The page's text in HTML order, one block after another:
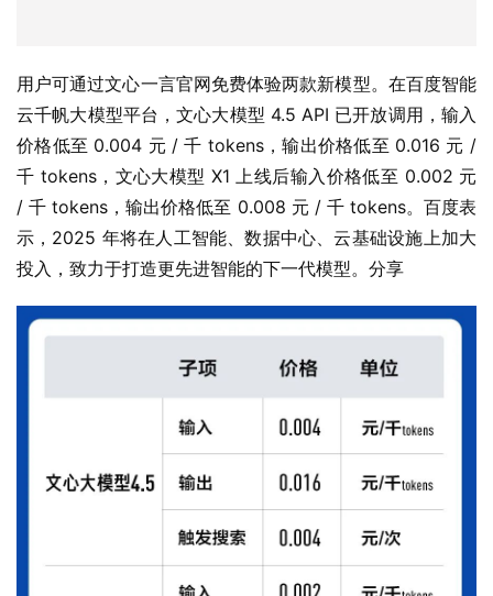
用户可通过文心一言官网免费体验两款新模型。在百度智能
云千帆大模型平台，文心大模型 4.5 API 已开放调用，输入
价格低至 0.004 元 / 千 tokens，输出价格低至 0.016 元 /
千 tokens，文心大模型 X1 上线后输入价格低至 0.002 元
/ 千 tokens，输出价格低至 0.008 元 / 千 tokens。百度表
示，2025 年将在人工智能、数据中心、云基础设施上加大
投入，致力于打造更先进智能的下一代模型。分享